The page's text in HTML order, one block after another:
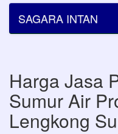
SAGARA INTAN
Harga Jasa
Sumur Air
Lengkong